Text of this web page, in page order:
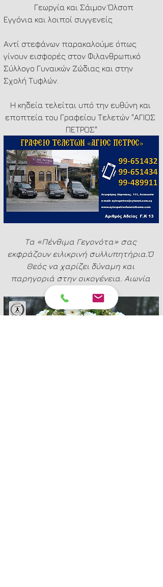
               Γεωργία και Σάιμον Όλσοπ
Εγγόνια και λοιποί συγγενείς
Αντί στεφάνων παρακαλούμε όπως
γίνουν εισφορές στον Φιλανθρωπικό
Σύλλογο Γυναικών Ζώδιας και στην
Σχολή Τυφλών.
Η κηδεία τελείται υπό την ευθύνη και
εποπτεία του Γραφείου Τελετών "ΑΓΙΟΣ
ΠΕΤΡΟΣ"
Τα «Πένθιμα Γεγονότα» σας
εκφράζουν ειλικρινή συλλυπητήρια.Ὁ
Θεός να χαρίζει δύναμη και
παρηγοριά στην οικογένεια. Αιωνία